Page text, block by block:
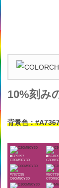
10%刻み
背景色：
#CF9297
C20M50Y30
#787C95
C60M50Y30